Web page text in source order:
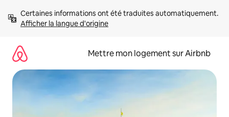
directement
Afficher la langue d'origine
Mettre mon logement sur Airbnb